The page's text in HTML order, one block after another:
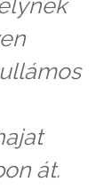
át.